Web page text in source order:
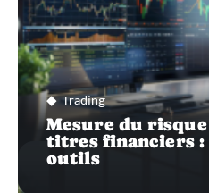
Trading
Mesure du risque
titres financiers :
outils